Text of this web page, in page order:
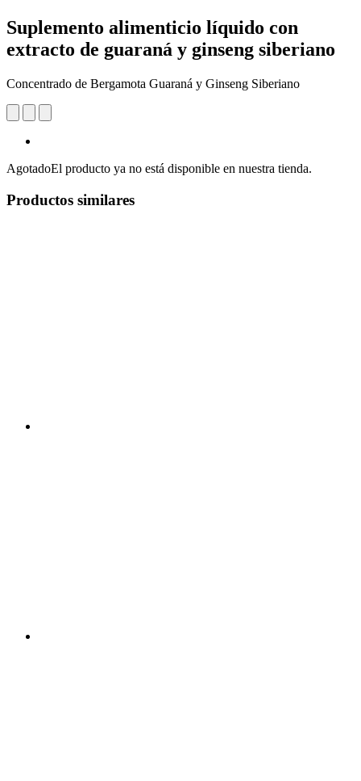
Suplemento alimenticio líquido con
extracto de guaraná y ginseng siberiano
Concentrado de Bergamota Guaraná y Ginseng Siberiano
AgotadoEl producto ya no está disponible en nuestra tienda.
Productos similares